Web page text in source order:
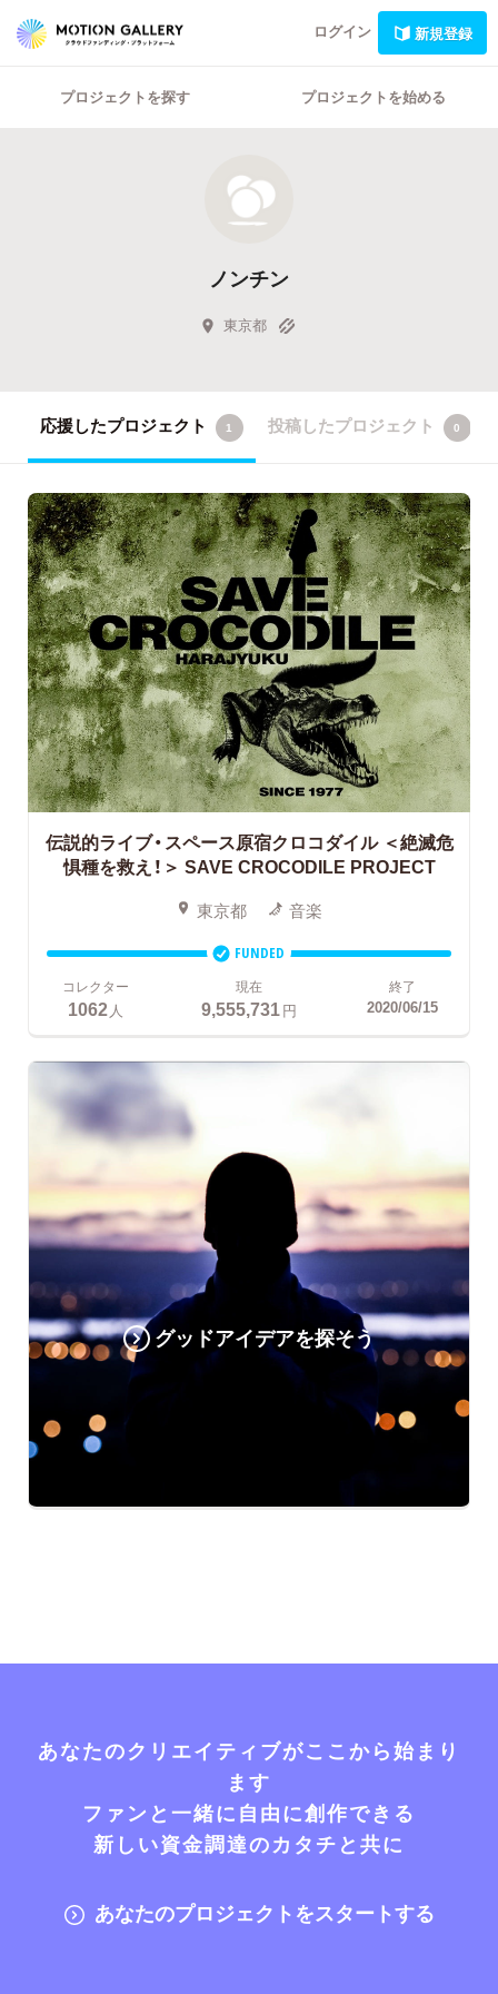
ログイン 新規登録
プロジェクトを探す プロジェクトを始める
ノンチン
東京都
応援したプロジェクト 1 投稿したプロジェクト 0
伝説的ライブ・スペース原宿クロコダイル ＜絶滅危
惧種を救え！＞ SAVE CROCODILE PROJECT
東京都 音楽
FUNDED
コレクター
1062 人
現在
9,555,731円
終了
2020/06/15
グッドアイデアを探そう
あなたのクリエイティブがここから始まり
ます
ファンと一緒に自由に創作できる
新しい資金調達のカタチと共に
あなたのプロジェクトをスタートする